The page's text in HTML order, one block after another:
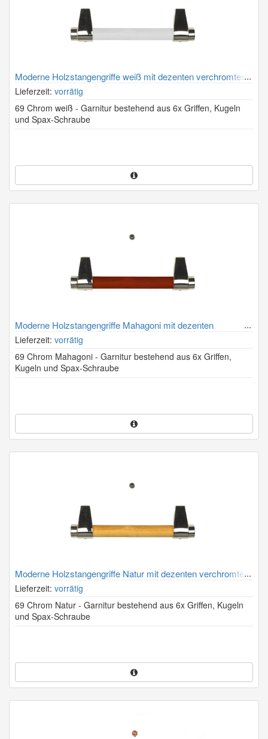
Moderne Holzstangengriffe weiß mit dezenten verchromten
Halterungen
Lieferzeit: vorrätig
69 Chrom weiß - Garnitur bestehend aus 6x Griffen, Kugeln
und Spax-Schraube
Moderne Holzstangengriffe Mahagoni mit dezenten
verchromten Halterungen
Lieferzeit: vorrätig
69 Chrom Mahagoni - Garnitur bestehend aus 6x Griffen,
Kugeln und Spax-Schraube
Moderne Holzstangengriffe Natur mit dezenten verchromten
Halterungen
Lieferzeit: vorrätig
69 Chrom Natur - Garnitur bestehend aus 6x Griffen, Kugeln
und Spax-Schraube